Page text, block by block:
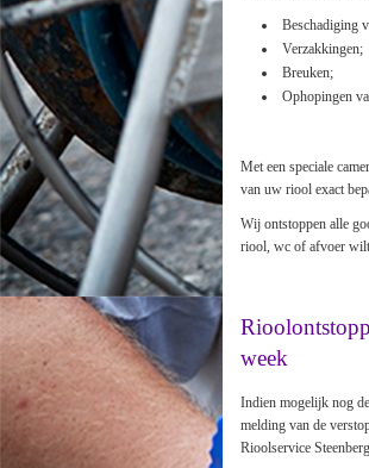
Beschadiging
Verzakkingen;
Breuken;
Ophopingen
Met een speciale
van uw riool exact
Wij ontstoppen alle
riool, wc of afvoer wilt
week
Indien mogelijk nog
melding van de
Rioolservice